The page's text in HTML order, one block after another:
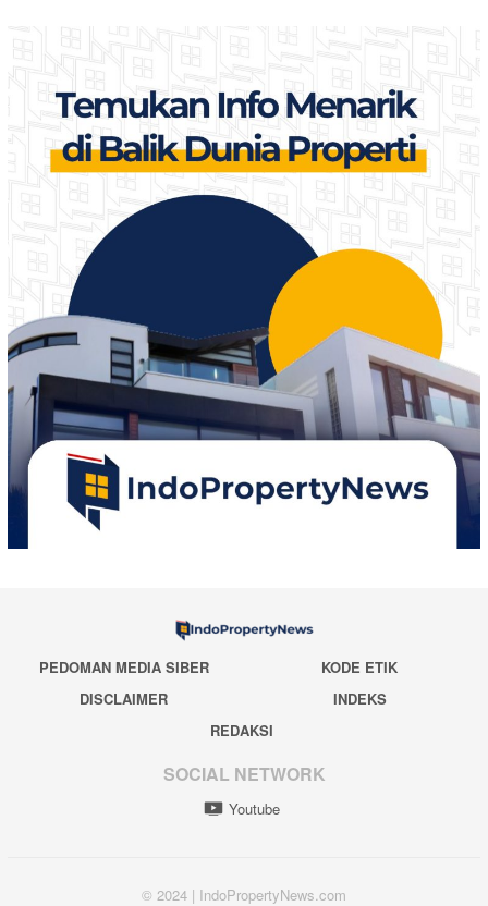
PEDOMAN MEDIA SIBER
KODE ETIK
DISCLAIMER
INDEKS
REDAKSI
SOCIAL NETWORK
Youtube
© 2024 | IndoPropertyNews.com